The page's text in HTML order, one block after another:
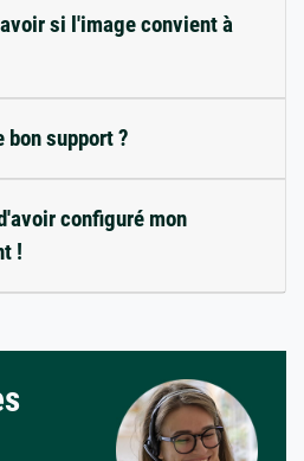
si l'image convient à
support ?
configuré mon
!